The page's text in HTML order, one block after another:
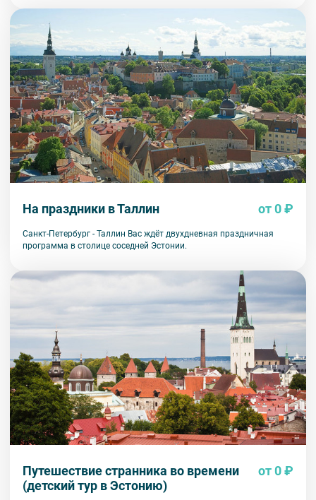
На праздники в Таллин от 0 ₽
Санкт-Петербург - Таллин Вас ждёт двухдневная праздничная
программа в столице соседней Эстонии.
Путешествие странника во времени
(детский тур в Эстонию)
от 0 ₽